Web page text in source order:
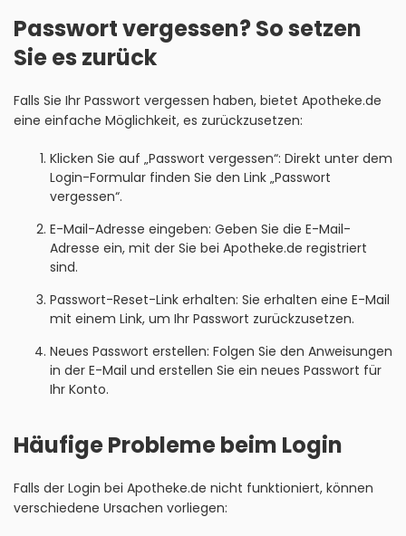
Passwort vergessen? So setzen
Sie es zurück
Falls Sie Ihr Passwort vergessen haben, bietet Apotheke.de
eine einfache Möglichkeit, es zurückzusetzen:
Klicken Sie auf „Passwort vergessen“: Direkt unter dem
Login-Formular finden Sie den Link „Passwort
vergessen“.
E-Mail-Adresse eingeben: Geben Sie die E-Mail-
Adresse ein, mit der Sie bei Apotheke.de registriert
sind.
Passwort-Reset-Link erhalten: Sie erhalten eine E-Mail
mit einem Link, um Ihr Passwort zurückzusetzen.
Neues Passwort erstellen: Folgen Sie den Anweisungen
in der E-Mail und erstellen Sie ein neues Passwort für
Ihr Konto.
Häufige Probleme beim Login
Falls der Login bei Apotheke.de nicht funktioniert, können
verschiedene Ursachen vorliegen: